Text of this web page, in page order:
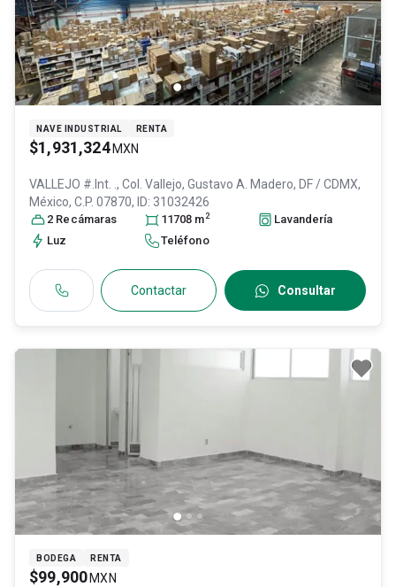
NAVE INDUSTRIAL RENTA
$1,931,324 MXN
VALLEJO #.Int. ., Col. Vallejo, Gustavo A. Madero, DF / CDMX,
México, C.P. 07870, ID: 31032426
2 Recámaras 11708 m2
Lavandería
Luz
Teléfono
Contactar Consultar
BODEGA RENTA
$99,900 MXN